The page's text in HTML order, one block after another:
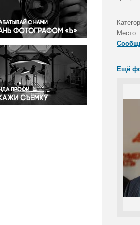
Правосудие
Происшествия и конфликты
Религия
Светская жизнь
Спорт
Экология
Экономика и бизнес
Место:
Ещё